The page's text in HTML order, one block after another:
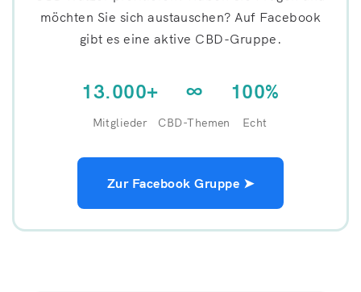
möchten Sie sich austauschen? Auf Facebook
gibt es eine aktive CBD-Gruppe.
13.000+
Mitglieder
∞
CBD-Themen
100%
Echt
Zur Facebook Gruppe ➤